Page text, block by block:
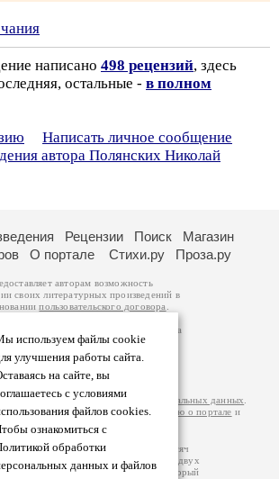
написано 498 рецензий, здесь
остальные - в полном
Написать личное сообщение
автора Полянских Николай
используем файлы cookie
улучшения работы сайта.
на сайте, вы
с условиями
файлов cookies.
ознакомиться с
обработки
данных и файлов
Рецензии Поиск
Магазин
О портале Стихи.ру Проза.ру
авторам возможность
своих литературных произведений в
пользовательского договора
произведения принадлежат авторам
. Перепечатка произведений возможна
автора, к которому вы можете
странице. Ответственность за
несут самостоятельно на
изаконодательства
Политики обработки персональных данных
более подробнуюинформацию о портале и
портала Стихи.ру – порядка 200 тысяч
в общей сумме просматривают более двух
данным счетчика посещаемости, который